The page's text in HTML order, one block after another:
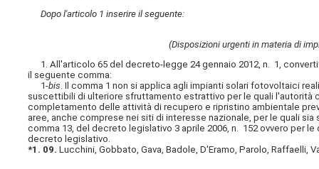
Dopo l'articolo 1 inserire il seguente:
(Disposizioni urgenti in materia di
1. All'articolo 65 del decreto-legge 24 gennaio 2012, n. 1,
il seguente comma:
1-bis. Il comma 1 non si applica agli impianti solari fotovoltaici
suscettibili di ulteriore sfruttamento estrattivo per le quali
completamento delle attività di recupero e ripristino ambientale
aree, anche comprese nei siti di interesse nazionale, per le quali
comma 13, del decreto legislativo 3 aprile 2006, n. 152 ovvero per
decreto legislativo.
*1. 09. Lucchini, Gobbato, Gava, Badole, D'Eramo, Parolo, Raffaelli,